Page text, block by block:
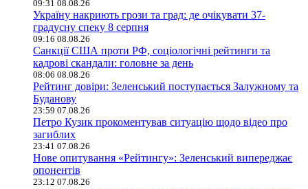
09:31 08.08.26
Україну накриють грози та град: де очікувати 37-
градусну спеку 8 серпня
09:16 08.08.26
Санкції США проти РФ, соціологічні рейтинги та
кадрові скандали: головне за день
08:06 08.08.26
Рейтинг довіри: Зеленський поступається Залужному та
Буданову
23:59 07.08.26
Петро Кузик прокоментував ситуацію щодо відео про
загиблих
23:41 07.08.26
Нове опитування «Рейтингу»: Зеленський випереджає
опонентів
23:12 07.08.26